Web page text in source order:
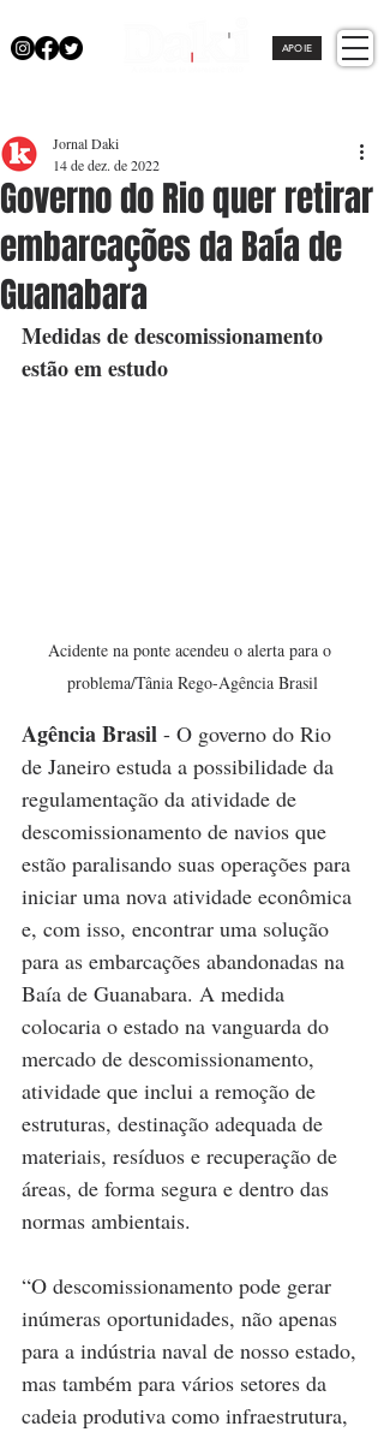
APOIE
Governo do Rio quer retirar
embarcações da Baía de
Guanabara
Jornal Daki
14 de dez. de 2022
Medidas de descomissionamento
estão em estudo
Acidente na ponte acendeu o alerta para o
problema/Tânia Rego-Agência Brasil
Agência Brasil - O governo do Rio
de Janeiro estuda a possibilidade da
regulamentação da atividade de
descomissionamento de navios que
estão paralisando suas operações para
iniciar uma nova atividade econômica
e, com isso, encontrar uma solução
para as embarcações abandonadas na
Baía de Guanabara. A medida
colocaria o estado na vanguarda do
mercado de descomissionamento,
atividade que inclui a remoção de
estruturas, destinação adequada de
materiais, resíduos e recuperação de
áreas, de forma segura e dentro das
normas ambientais.
“O descomissionamento pode gerar
inúmeras oportunidades, não apenas
para a indústria naval de nosso estado,
mas também para vários setores da
cadeia produtiva como infraestrutura,